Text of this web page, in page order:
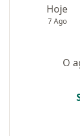
Hoje
7 Ago
O